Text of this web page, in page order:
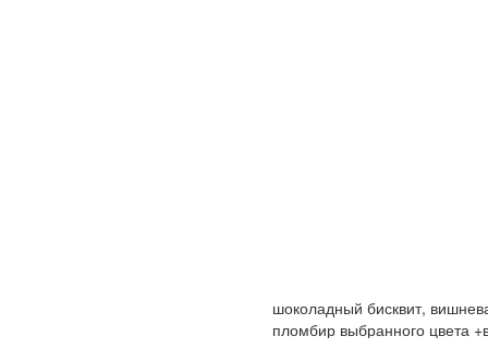
шоколадный бисквит,
пломбир выбранного цвета